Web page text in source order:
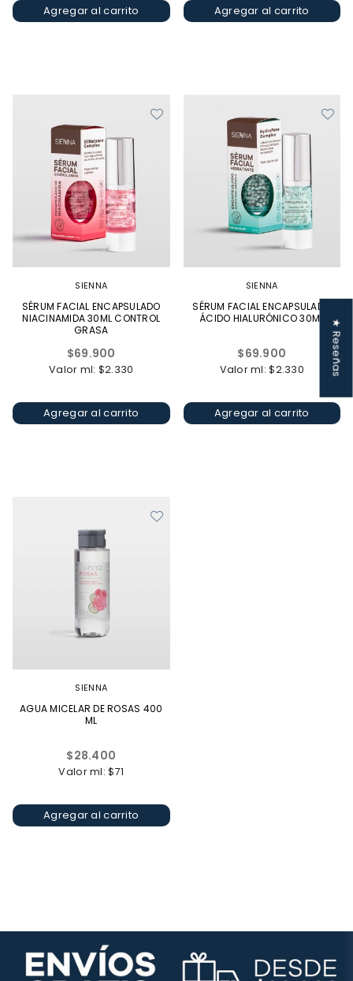
Agregar al carrito Agregar al carrito
SIENNA
SÉRUM FACIAL ENCAPSULADO
NIACINAMIDA 30ML CONTROL
GRASA
Precio
habitual
$69.900
Valor ml: $2.330
Agregar al carrito
SIENNA
SÉRUM FACIAL ENCAPSULADO
ÁCIDO HIALURÓNICO 30ML
Precio
habitual
$69.900
Valor ml: $2.330
Agregar al carrito
SIENNA
AGUA MICELAR DE ROSAS 400
ML
Precio
habitual
$28.400
Valor ml: $71
Agregar al carrito
★ Reseñas